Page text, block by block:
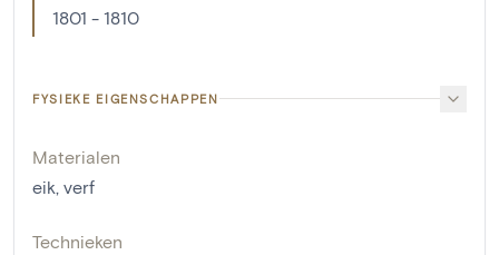
1801 - 1810
FYSIEKE EIGENSCHAPPEN
Materialen
eik verf
Technieken